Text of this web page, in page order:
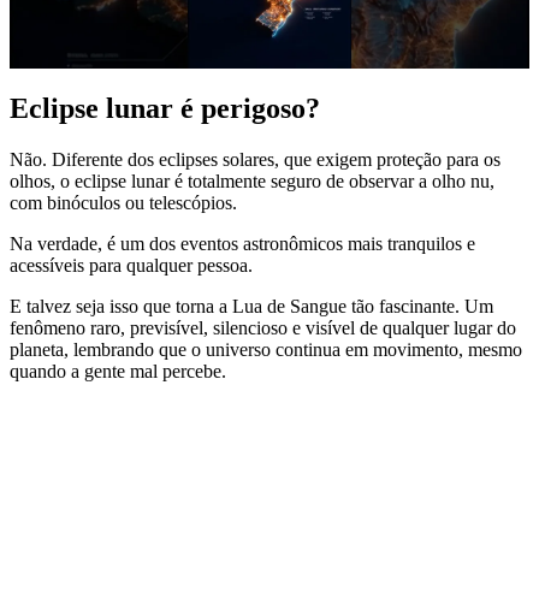
Eclipse lunar é perigoso?
Não. Diferente dos eclipses solares, que exigem proteção para os
olhos, o eclipse lunar é totalmente seguro de observar a olho nu,
com binóculos ou telescópios.
Na verdade, é um dos eventos astronômicos mais tranquilos e
acessíveis para qualquer pessoa.
E talvez seja isso que torna a Lua de Sangue tão fascinante. Um
fenômeno raro, previsível, silencioso e visível de qualquer lugar do
planeta, lembrando que o universo continua em movimento, mesmo
quando a gente mal percebe.